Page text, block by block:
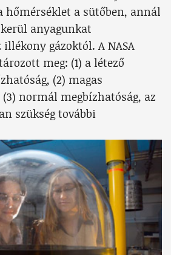
hőmérséklet a sütőben, annál
anyagunkat
gázoktól. A NASA
meg: (1) a létező
(2) magas
normál megbízhatóság, az
szükség további